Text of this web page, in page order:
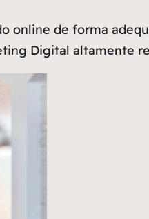
online de forma
Digital altamente